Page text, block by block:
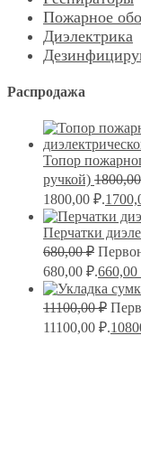
Пожарное
Диэлектрика
Распродажа
Топор
ручкой)
1800,00 ₽.
Перчатки
680,00₽
680,00 ₽.660,00
11100,00₽
11100,00 ₽.